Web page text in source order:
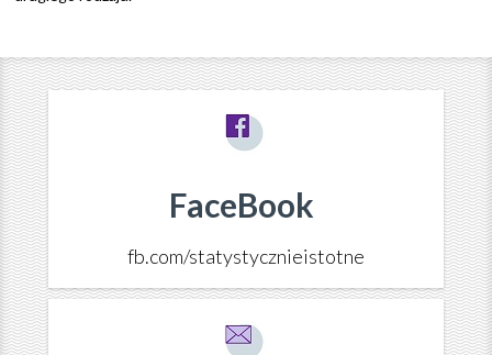
FaceBook
fb.com/statystycznieistotne